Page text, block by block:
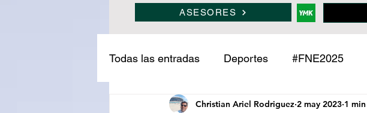
ASESORES
Todas las entradas Deportes #FNE2025
Narcotráfico Ledesma Policiales
Christian Ariel Rodriguez 2 may 2023 1